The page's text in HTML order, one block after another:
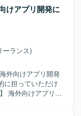
のネットワーク機
のルーティング設
用いたタスクシ
っていただきま
がら正確に構築
す。現地での作
本語で円滑にコミ
ンの
を支える領域で、
けアプリ開発に
ーランス)
外向けアプリ開発
に担っていただけ